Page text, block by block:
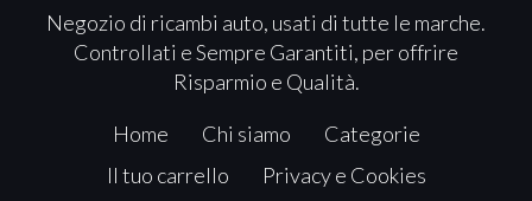
Negozio di ricambi auto, usati di tutte le marche.
Controllati e Sempre Garantiti, per offrire
Risparmio e Qualità.
Home Chi siamo
Categorie
Il tuo carrello
Privacy e Cookies